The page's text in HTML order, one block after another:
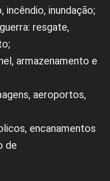
inundação;
resgate,
armazenamento e
aeroportos,
encanamentos
de